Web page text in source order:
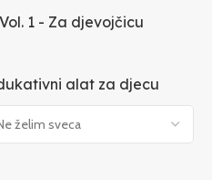
1 - Za djevojčicu
alat za djecu